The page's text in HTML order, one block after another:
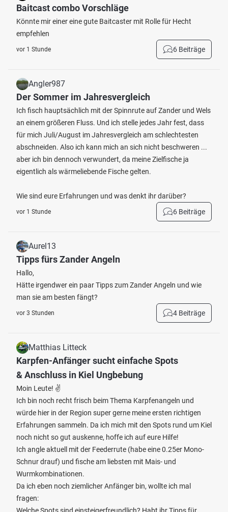
Baitcast combo Vorschläge
Könnte mir einer eine gute Baitcaster mit Rolle für Hecht
empfehlen
vor 1 Stunde 6 Beiträge
Angler987
Der Sommer im Jahresvergleich
Ich fisch hauptsächlich mit der Spinnrute auf Zander und Wels
an einem größeren Fluss. Und ich stelle jedes Jahr fest, dass
für mich Juli/August im Jahresvergleich am schlechtesten
abschneiden. Also ich kann mich an sich nicht beschweren ...
aber ich bin dennoch verwundert, da meine Zielfische ja
eigentlich als wärmeliebende Fische gelten.
Wie sind eure Erfahrungen und was denkt ihr darüber?
vor 1 Stunde 6 Beiträge
Aurel13
Tipps fürs Zander Angeln
Hallo,
Hätte irgendwer ein paar Tipps zum Zander Angeln und wie
man sie am besten fängt?
vor 3 Stunden 4 Beiträge
Matthias Litteck
Karpfen-Anfänger sucht einfache Spots
& Anschluss in Kiel Ungbebung
Moin Leute! ✌️
Ich bin noch recht frisch beim Thema Karpfenangeln und
würde hier in der Region super gerne meine ersten richtigen
Erfahrungen sammeln. Da ich mich mit den Spots rund um Kiel
noch nicht so gut auskenne, hoffe ich auf eure Hilfe!
Ich angle aktuell mit der Feederrute (habe eine 0.25er Mono-
Schnur drauf) und fische am liebsten mit Mais- und
Wurmkombinationen.
Da ich eben noch ziemlicher Anfänger bin, wollte ich mal
fragen: